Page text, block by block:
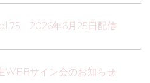
2026年6月25日配信
WEBサイン会のお知らせ